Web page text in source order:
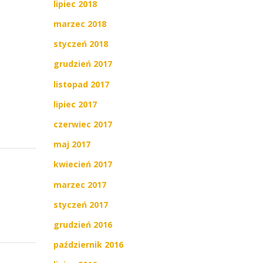
lipiec 2018
marzec 2018
styczeń 2018
grudzień 2017
listopad 2017
lipiec 2017
czerwiec 2017
maj 2017
kwiecień 2017
marzec 2017
styczeń 2017
grudzień 2016
październik 2016